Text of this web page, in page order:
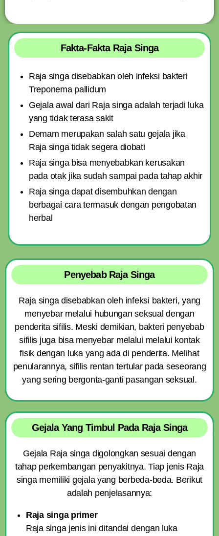
Fakta-Fakta Raja Singa
Raja singa disebabkan oleh infeksi bakteri
Treponema pallidum
Gejala awal dari Raja singa adalah terjadi luka
yang tidak terasa sakit
Demam merupakan salah satu gejala jika
Raja singa tidak segera diobati
Raja singa bisa menyebabkan kerusakan
pada otak jika sudah sampai pada tahap akhir
Raja singa dapat disembuhkan dengan
berbagai cara termasuk dengan pengobatan
herbal
Penyebab Raja Singa
Raja singa disebabkan oleh infeksi bakteri, yang
menyebar melalui hubungan seksual dengan
penderita sifilis. Meski demikian, bakteri penyebab
sifilis juga bisa menyebar melalui melalui kontak
fisik dengan luka yang ada di penderita. Melihat
penularannya, sifilis rentan tertular pada seseorang
yang sering bergonta-ganti pasangan seksual.
Gejala Yang Timbul Pada Raja Singa
Gejala Raja singa digolongkan sesuai dengan
tahap perkembangan penyakitnya. Tiap jenis Raja
singa memiliki gejala yang berbeda-beda. Berikut
adalah penjelasannya:
Raja singa primer
Raja singa jenis ini ditandai dengan luka